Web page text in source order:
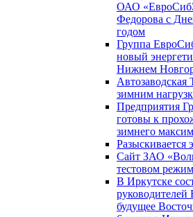
ОАО
Федорова с
годом
Группа
новый
Нижнем
Автозаводская
зимним
Предприятия
готовы к
зимнего
Разыскивается
Сайт ЗАО
тестовом
В Иркутске
будущее